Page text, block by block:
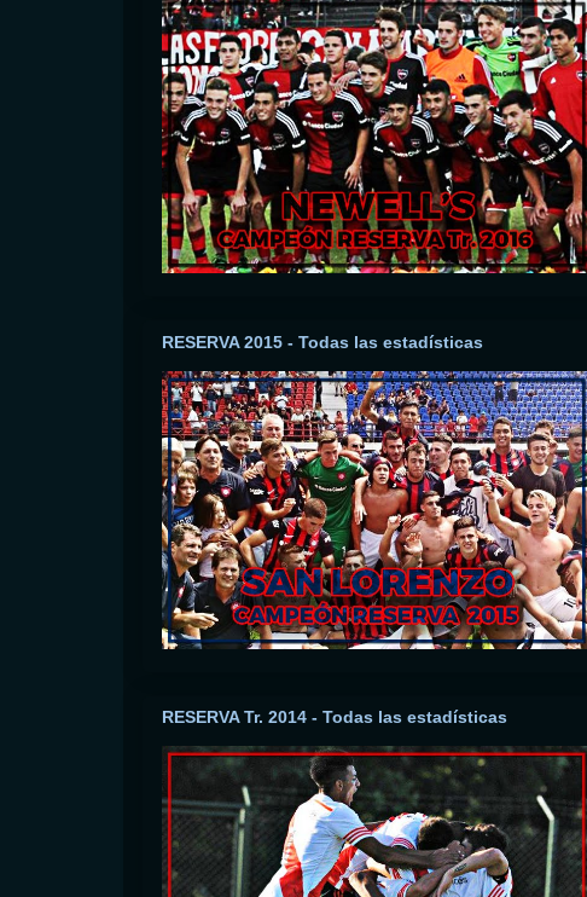
RESERVA 2015 - Todas las estadísticas
RESERVA Tr. 2014 - Todas las estadísticas